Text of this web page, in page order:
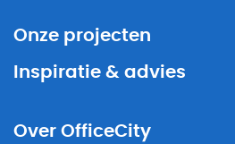
Onze projecten
Inspiratie & advies
Over OfficeCity